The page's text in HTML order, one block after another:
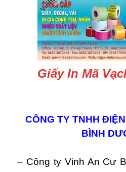
Giấy In Mã
CÔNG TY TNHH
BÌNH
– Công ty Vinh An Cư